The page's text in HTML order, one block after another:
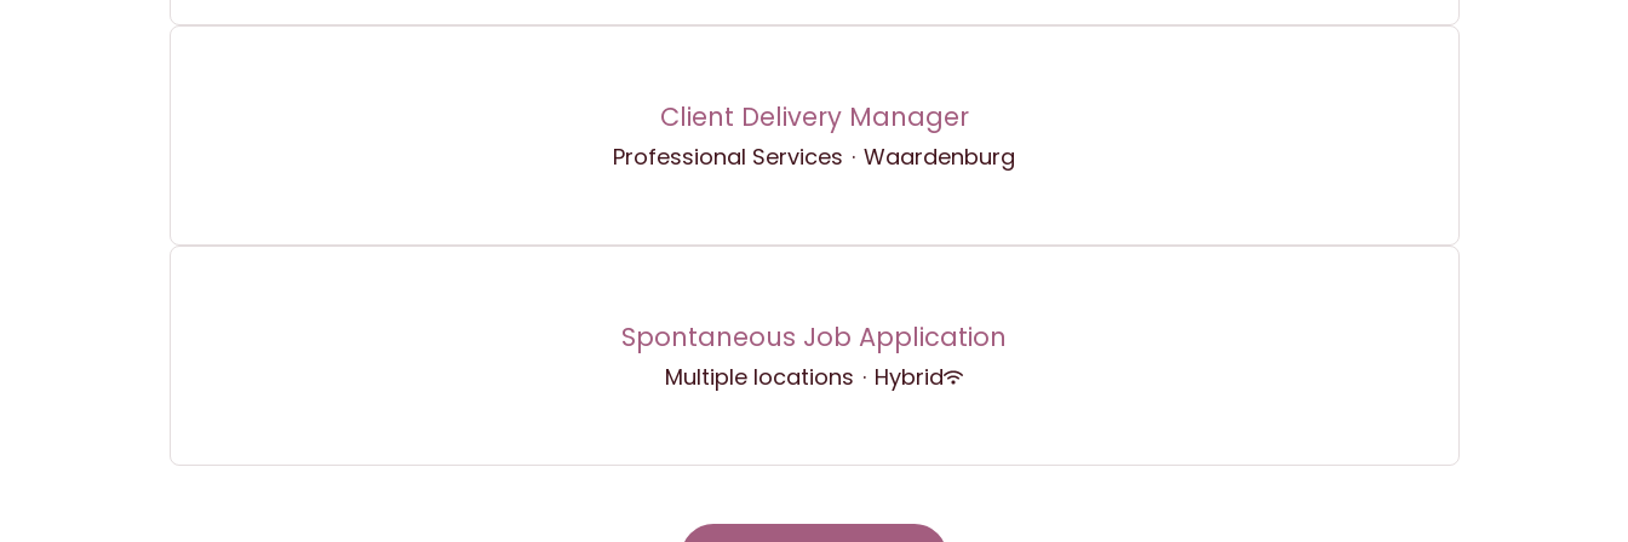
Client Delivery Manager
Professional Services · Waardenburg
Spontaneous Job Application
Multiple locations · Hybrid